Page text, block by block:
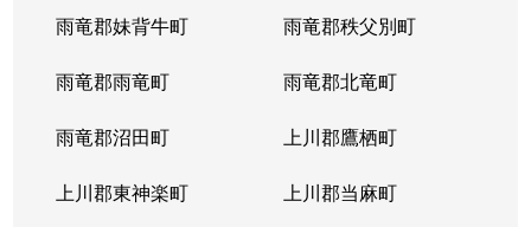
雨竜郡妹背牛町 雨竜郡秩父別町
雨竜郡雨竜町 雨竜郡北竜町
雨竜郡沼田町 上川郡鷹栖町
上川郡東神楽町 上川郡当麻町